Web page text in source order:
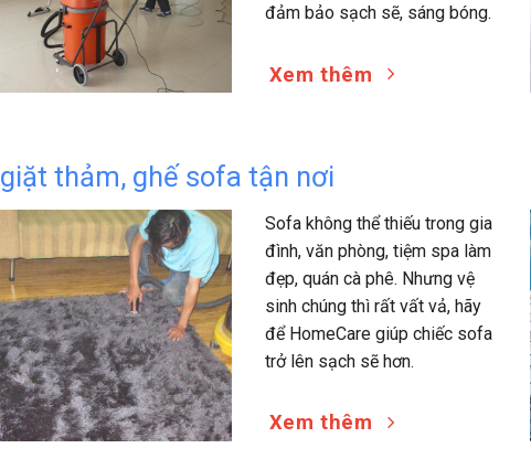
đảm bảo sạch sẽ, sáng bóng.
Xem thêm
giặt thảm, ghế sofa tận nơi
Sofa không thể thiếu trong gia
đình, văn phòng, tiệm spa làm
đẹp, quán cà phê. Nhưng vệ
sinh chúng thì rất vất vả, hãy
để HomeCare giúp chiếc sofa
trở lên sạch sẽ hơn.
Xem thêm